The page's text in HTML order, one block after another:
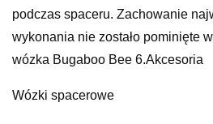
podczas spaceru. Zachowanie
wykonania nie zostało pominięte
wózka Bugaboo Bee 6.Akcesoria
Wózki spacerowe